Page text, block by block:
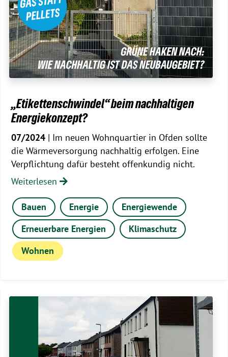
„Etikettenschwindel“ beim nachhaltigen
Energiekonzept?
07/2024 | Im neuen Wohnquartier in Ofden sollte
die Wärmeversorgung nachhaltig erfolgen. Eine
Verpflichtung dafür besteht offenkundig nicht.
Weiterlesen
Bauen Energie
Energiewende
Erneuerbare Energien
Klimaschutz
Wohnen